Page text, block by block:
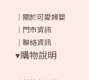
｜ 關於可愛婦嬰
｜ 門市資訊
｜ 聯絡資訊
▾購物說明